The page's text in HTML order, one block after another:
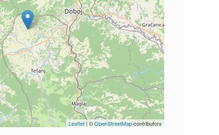
Leaflet | ©OpenStreetMapcontributors